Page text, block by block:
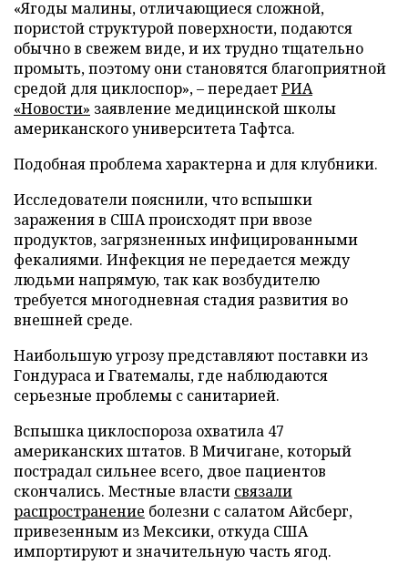
«Ягоды малины, отличающиеся сложной,
пористой структурой поверхности, подаются
обычно в свежем виде, и их трудно тщательно
промыть, поэтому они становятся благоприятной
средой для циклоспор», – передаетРИА
«Новости» заявление медицинской школы
американского университета Тафтса.
Подобная проблема характерна и для клубники.
Исследователи пояснили, что вспышки
заражения в США происходят при ввозе
продуктов, загрязненных инфицированными
фекалиями. Инфекция не передается между
людьми напрямую, так как возбудителю
требуется многодневная стадия развития во
внешней среде.
Наибольшую угрозу представляют поставки из
Гондураса и Гватемалы, где наблюдаются
серьезные проблемы с санитарией.
Вспышка циклоспороза охватила 47
американских штатов. В Мичигане, который
пострадал сильнее всего, двое пациентов
скончались. Местные власти связали
распространение болезни с салатом Айсберг,
привезенным из Мексики, откуда США
импортируют и значительную часть ягод.